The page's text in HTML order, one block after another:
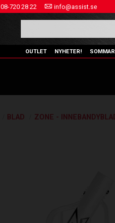
08-720 28 22 info@assist.se
OUTLET NYHETER!
BLAD ZONE -